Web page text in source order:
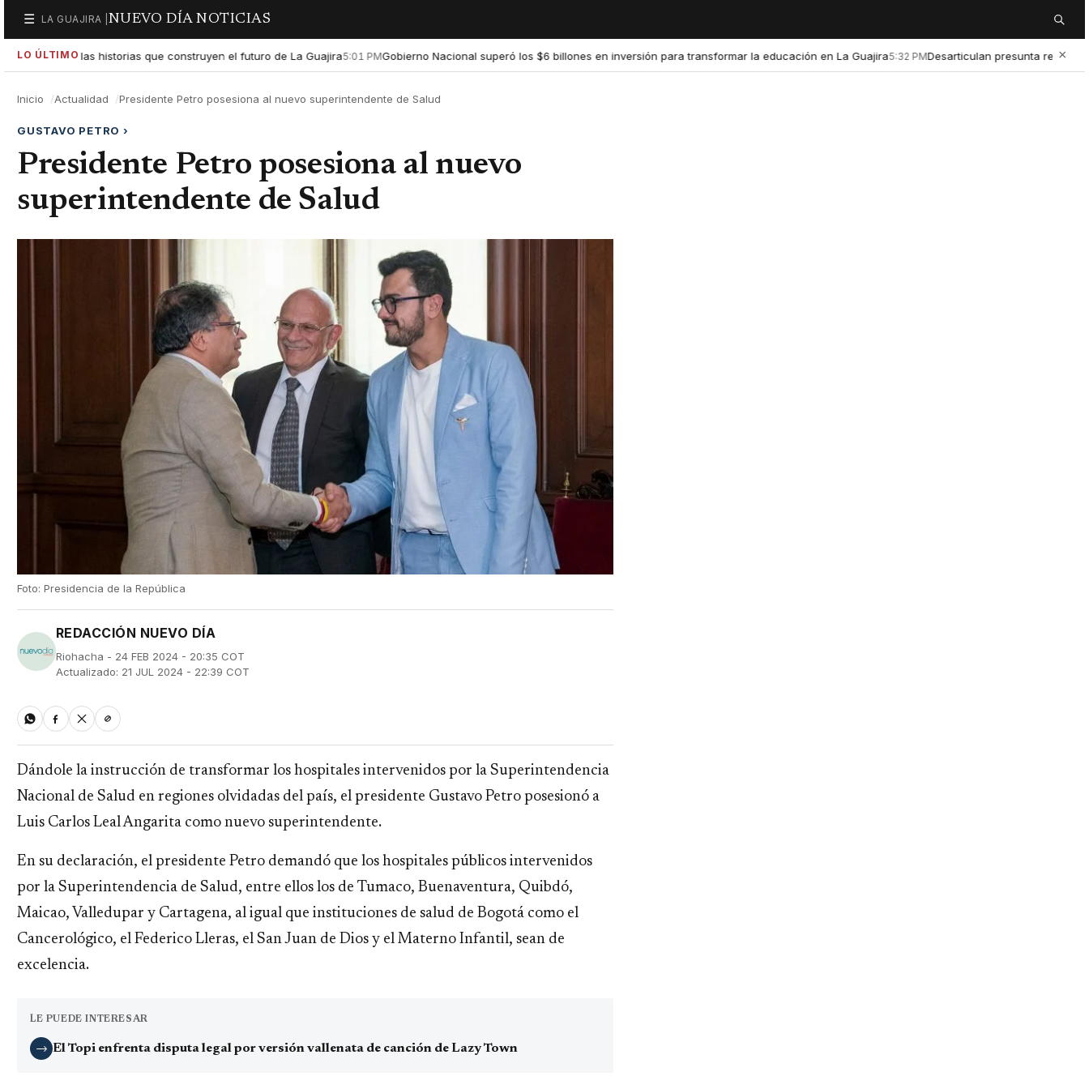
☰
Secciones
LA GUAJIRA | NUEVO DÍA NOTICIAS Buscar
LO ÚLTIMO
exaltar las historias que construyen el futuro de La Guajira5:01 PMGobierno Nacional superó los $6 billones en inversión para transformar la educación en La Guajira5:32 PMDesarticulan presunta red de ×
Inicio Actualidad Presidente Petro posesiona al nuevo superintendente de Salud
GUSTAVO PETRO ›
Presidente Petro posesiona al nuevo
superintendente de Salud
Foto: Presidencia de la República
REDACCIÓN NUEVO DÍA
Riohacha - 24 FEB 2024 - 20:35 COT
Actualizado: 21 JUL 2024 - 22:39 COT
Dándole la instrucción de transformar los hospitales intervenidos por la Superintendencia
Nacional de Salud en regiones olvidadas del país, el presidente Gustavo Petro posesionó a
Luis Carlos Leal Angarita como nuevo superintendente.
En su declaración, el presidente Petro demandó que los hospitales públicos intervenidos
por la Superintendencia de Salud, entre ellos los de Tumaco, Buenaventura, Quibdó,
Maicao, Valledupar y Cartagena, al igual que instituciones de salud de Bogotá como el
Cancerológico, el Federico Lleras, el San Juan de Dios y el Materno Infantil, sean de
excelencia.
LE PUEDE INTERESAR
→ El Topi enfrenta disputa legal por versión vallenata de canción de Lazy Town